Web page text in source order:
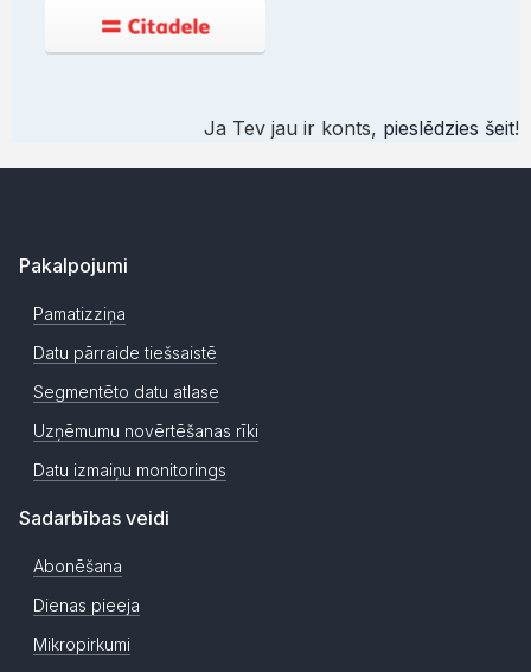
Ja Tev jau ir konts, pieslēdzies šeit!
Pakalpojumi
Pamatizziņa
Datu pārraide tiešsaistē
Segmentēto datu atlase
Uzņēmumu novērtēšanas rīki
Datu izmaiņu monitorings
Sadarbības veidi
Abonēšana
Dienas pieeja
Mikropirkumi